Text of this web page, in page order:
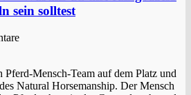
sein solltest
Mensch-Team auf dem Platz und
Natural Horsemanship. Der Mensch